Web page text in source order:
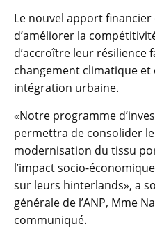
Le nouvel apport
d’améliorer la
d’accroître leur résilience
changement climatique
intégration urbaine.
«Notre programme
permettra de consolider
modernisation du tissu
l’impact socio-
sur leurs hinterlands», a
générale de l’ANP, Mme
communiqué.